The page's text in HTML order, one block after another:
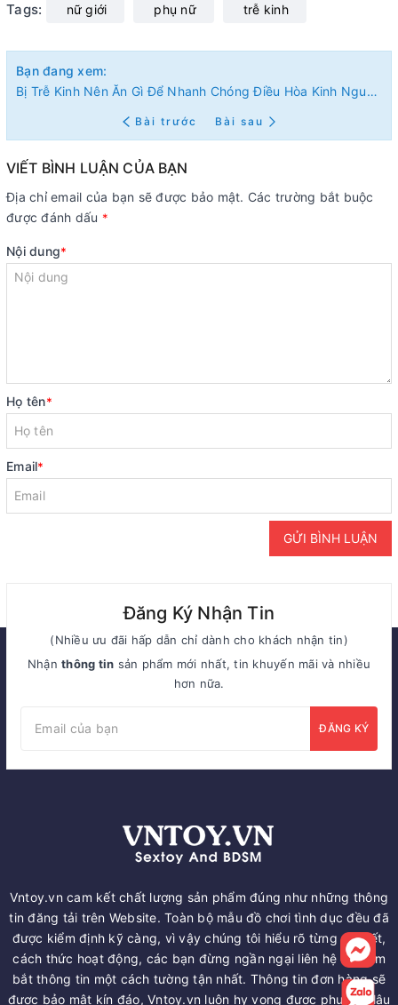
Tags: nữ giới phụ nữ trễ kinh
Bạn đang xem:
Bị Trễ Kinh Nên Ăn Gì Để Nhanh Chóng Điều Hòa Kinh Nguyệt? Chuyên Gia Gợi Ý Thực Đơn Tự Nhiên Hiệu Quả
Bài trước Bài sau
VIẾT BÌNH LUẬN CỦA BẠN
Địa chỉ email của bạn sẽ được bảo mật. Các trường bắt buộc
được đánh dấu *
Nội dung*
Họ tên*
Email*
GỬI BÌNH LUẬN
Đăng Ký Nhận Tin
(Nhiều ưu đãi hấp dẫn chỉ dành cho khách nhận tin)
Nhậnthông tin sản phẩm mới nhất, tin khuyến mãi và nhiều
hơn nữa.
ĐĂNG KÝ
Vntoy.vn cam kết chất lượng sản phẩm đúng như những thông
tin đăng tải trên Website. Toàn bộ mẫu đồ chơi tình dục đều đã
được kiểm định kỹ càng, vì vậy chúng tôi hiểu rõ từng chi tiết,
cách thức hoạt động, các bạn đừng ngần ngại liên hệ để nắm
bắt thông tin một cách tường tận nhất. Thông tin đơn hàng sẽ
được bảo mật kín đáo, Vntoy.vn luôn hy vọng được phục vụ lâu